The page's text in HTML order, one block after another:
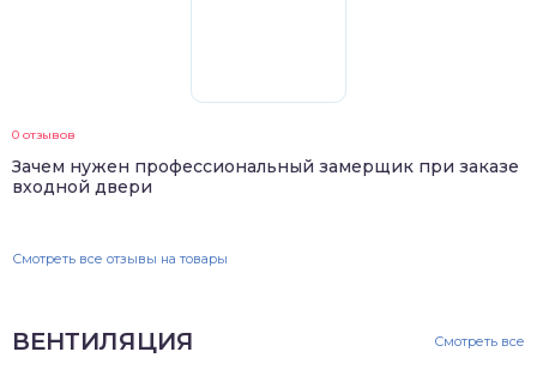
0 отзывов
Зачем нужен профессиональный замерщик при заказе
входной двери
Смотреть все отзывы на товары
ВЕНТИЛЯЦИЯ Смотреть все